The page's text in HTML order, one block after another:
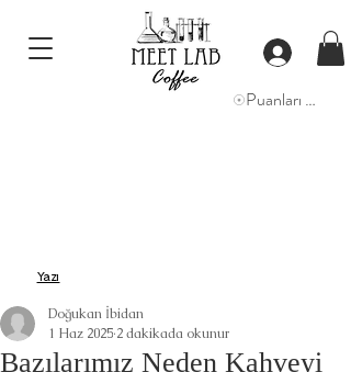
Puanları Görüntüle
Yazı
Bazılarımız Neden Kahveyi
Doğukan İbidan
1 Haz 2025 2 dakikada okunur